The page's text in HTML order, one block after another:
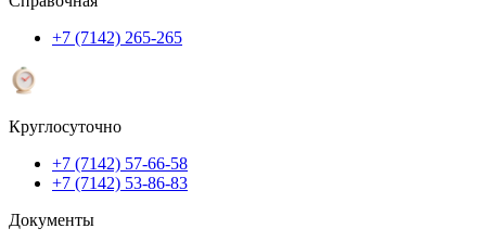
+7 (7142) 265-265
Круглосуточно
+7 (7142) 57-66-58
+7 (7142) 53-86-83
Документы